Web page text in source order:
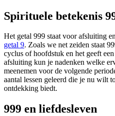
Spirituele betekenis
Het getal 999 staat voor afsluiting
getal 9. Zoals we net zeiden staat
cyclus of hoofdstuk en het geeft
afsluiting kun je nadenken welke
meenemen voor de volgende
aantal lessen geleerd die je nu wilt
ontdekking biedt.
999 en liefdesleven